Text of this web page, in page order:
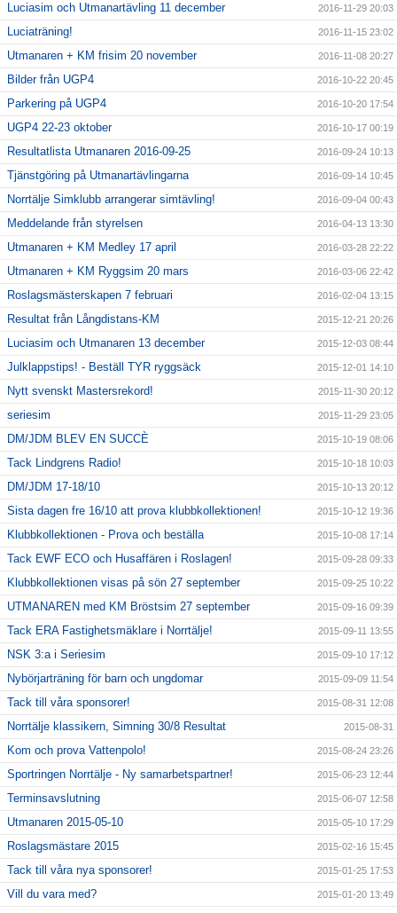
Luciasim och Utmanartävling 11 december 2016-11-29 20:03
Luciaträning! 2016-11-15 23:02
Utmanaren + KM frisim 20 november 2016-11-08 20:27
Bilder från UGP4 2016-10-22 20:45
Parkering på UGP4 2016-10-20 17:54
UGP4 22-23 oktober 2016-10-17 00:19
Resultatlista Utmanaren 2016-09-25 2016-09-24 10:13
Tjänstgöring på Utmanartävlingarna 2016-09-14 10:45
Norrtälje Simklubb arrangerar simtävling! 2016-09-04 00:43
Meddelande från styrelsen 2016-04-13 13:30
Utmanaren + KM Medley 17 april 2016-03-28 22:22
Utmanaren + KM Ryggsim 20 mars 2016-03-06 22:42
Roslagsmästerskapen 7 februari 2016-02-04 13:15
Resultat från Långdistans-KM 2015-12-21 20:26
Luciasim och Utmanaren 13 december 2015-12-03 08:44
Julklappstips! - Beställ TYR ryggsäck 2015-12-01 14:10
Nytt svenskt Mastersrekord! 2015-11-30 20:12
seriesim 2015-11-29 23:05
DM/JDM BLEV EN SUCCÈ 2015-10-19 08:06
Tack Lindgrens Radio! 2015-10-18 10:03
DM/JDM 17-18/10 2015-10-13 20:12
Sista dagen fre 16/10 att prova klubbkollektionen! 2015-10-12 19:36
Klubbkollektionen - Prova och beställa 2015-10-08 17:14
Tack EWF ECO och Husaffären i Roslagen! 2015-09-28 09:33
Klubbkollektionen visas på sön 27 september 2015-09-25 10:22
UTMANAREN med KM Bröstsim 27 september 2015-09-16 09:39
Tack ERA Fastighetsmäklare i Norrtälje! 2015-09-11 13:55
NSK 3:a i Seriesim 2015-09-10 17:12
Nybörjarträning för barn och ungdomar 2015-09-09 11:54
Tack till våra sponsorer! 2015-08-31 12:08
Norrtälje klassikern, Simning 30/8 Resultat 2015-08-31
Kom och prova Vattenpolo! 2015-08-24 23:26
Sportringen Norrtälje - Ny samarbetspartner! 2015-06-23 12:44
Terminsavslutning 2015-06-07 12:58
Utmanaren 2015-05-10 2015-05-10 17:29
Roslagsmästare 2015 2015-02-16 15:45
Tack till våra nya sponsorer! 2015-01-25 17:53
Vill du vara med? 2015-01-20 13:49